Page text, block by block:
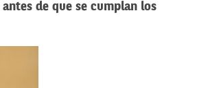
antes de que se cumplan los